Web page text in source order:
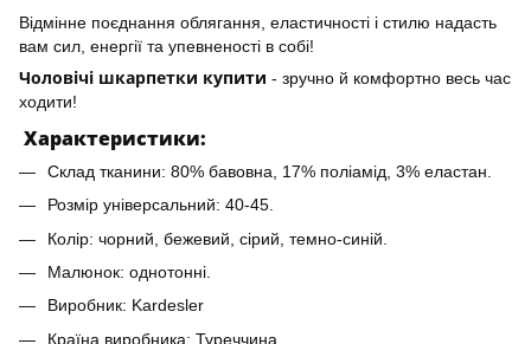
Відмінне поєднання облягання, еластичності і стилю надасть
вам сил, енергії та упевненості в собі!
Чоловічі шкарпетки купити - зручно й комфортно весь час
ходити!
Характеристики:
Склад тканини: 80% бавовна, 17% поліамід, 3% еластан.
Розмір універсальний: 40-45.
Колір: чорний, бежевий, сірий, темно-синій.
Малюнок: однотонні.
Виробник: Kardesler
Країна виробника: Туреччина